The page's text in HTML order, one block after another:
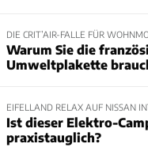
DIE CRIT’AIR-FALLE FÜR
Warum Sie die
Umweltplakette
EIFELLAND RELAX AUF NISSAN
Ist dieser Elektro-
praxistauglich?